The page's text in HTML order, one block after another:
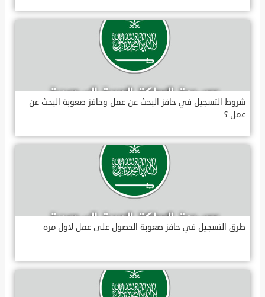
شروط التسجيل في حافز البحث عن عمل وحافز صعوبة البحث عن
عمل ؟
طرق التسجيل في حافز صعوبة الحصول على عمل لاول مره